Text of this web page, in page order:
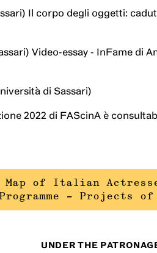
Il corpo degli oggetti:
Video-essay - InFame di
di Sassari)
2022 di FAScinA è
a Map of Italian
– Projects
UNDER THE